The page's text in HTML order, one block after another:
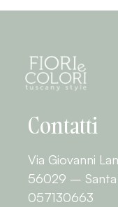
Contatti
Via Giovanni
56029 – Santa
057130663